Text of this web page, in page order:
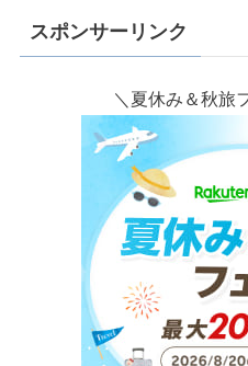
スポンサーリンク
＼夏休み＆秋旅